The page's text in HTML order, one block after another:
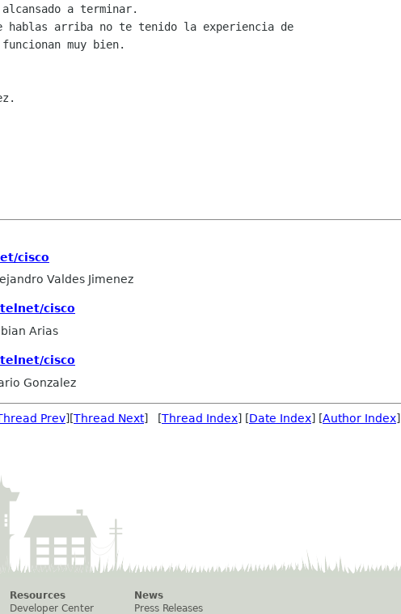
a terminar.
hablas arriba no te tenido la experiencia de
muy bien.
cisco
Valdes Jimenez
cisco
Arias
cisco
Gonzalez
Prev][Thread Next] [Thread Index] [Date Index] [Author Index]
Resources
Developer Center
News
Press Releases